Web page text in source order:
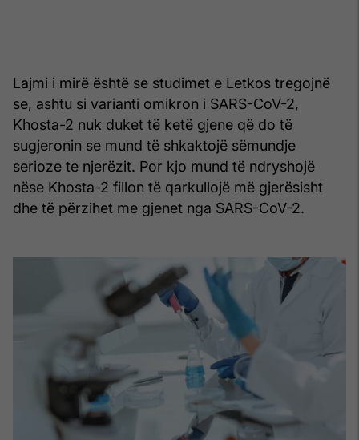
Lajmi i mirë është se studimet e Letkos tregojnë
se, ashtu si varianti omikron i SARS-CoV-2,
Khosta-2 nuk duket të ketë gjene që do të
sugjeronin se mund të shkaktojë sëmundje
serioze te njerëzit. Por kjo mund të ndryshojë
nëse Khosta-2 fillon të qarkullojë më gjerësisht
dhe të përzihet me gjenet nga SARS-CoV-2.